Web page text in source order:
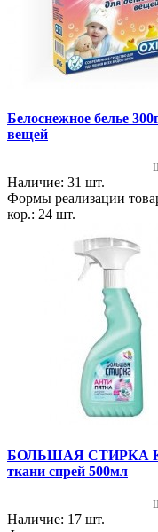
Белоснежное белье
вещей
Наличие: 31 шт.
Формы реализации
кор.: 24 шт.
БОЛЬШАЯ СТИРКА
ткани спрей 500мл
Наличие: 17 шт.